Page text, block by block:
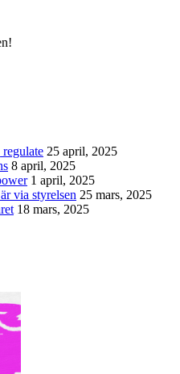
25 april, 2025
8 april, 2025
1 april, 2025
via styrelsen 25 mars, 2025
18 mars, 2025